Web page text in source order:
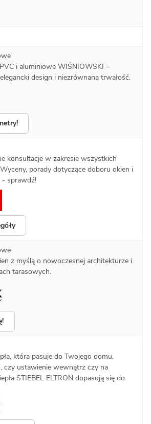
i aluminiowe WIŚNIOWSKI –
design i niezrównana trwałość.
konsultacje w zakresie wszystkich
porady dotyczące doboru okien i
- sprawdź!
z myślą o nowoczesnej architekturze i
tarasowych.
która pasuje do Twojego domu.
czy ustawienie wewnątrz czy na
STIEBEL ELTRON dopasują się do